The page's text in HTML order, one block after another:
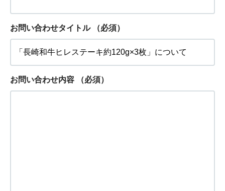
お問い合わせタイトル （必須）
お問い合わせ内容 （必須）